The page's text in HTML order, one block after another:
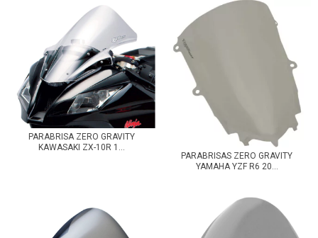
PARABRISA ZERO GRAVITY
KAWASAKI ZX-10R 1...
PARABRISAS ZERO GRAVITY
YAMAHA YZF R6 20...